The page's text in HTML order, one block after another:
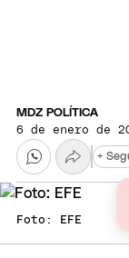
MDZ POLÍTICA
6 de enero de
+
Foto: EFE